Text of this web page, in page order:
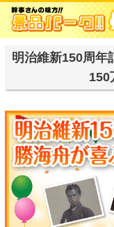
明治維新150周年
150